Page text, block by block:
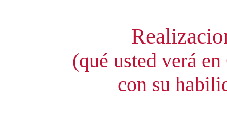
(qué usted verá en 6
con su